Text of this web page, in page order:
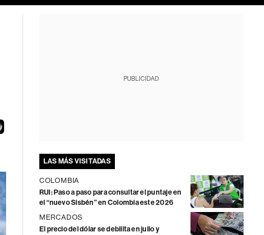
PUBLICIDAD
LAS MÁS VISITADAS
COLOMBIA
RUI: Paso a paso para consultar el puntaje en
el “nuevo Sisbén” en Colombia este 2026
MERCADOS
El precio del dólar se debilita en julio y